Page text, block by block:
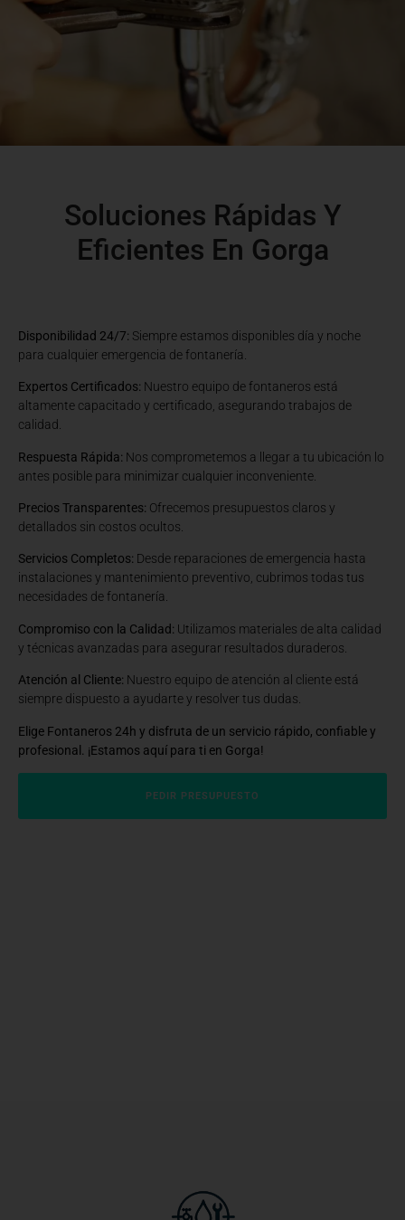
Soluciones Rápidas Y
Eficientes En Gorga
Disponibilidad 24/7: Siempre estamos disponibles día y noche
para cualquier emergencia de fontanería.
Expertos Certificados: Nuestro equipo de fontaneros está
altamente capacitado y certificado, asegurando trabajos de
calidad.
Respuesta Rápida: Nos comprometemos a llegar a tu ubicación lo
antes posible para minimizar cualquier inconveniente.
Precios Transparentes: Ofrecemos presupuestos claros y
detallados sin costos ocultos.
Servicios Completos: Desde reparaciones de emergencia hasta
instalaciones y mantenimiento preventivo, cubrimos todas tus
necesidades de fontanería.
Compromiso con la Calidad: Utilizamos materiales de alta calidad
y técnicas avanzadas para asegurar resultados duraderos.
Atención al Cliente: Nuestro equipo de atención al cliente está
siempre dispuesto a ayudarte y resolver tus dudas.
Elige Fontaneros 24h y disfruta de un servicio rápido, confiable y
profesional. ¡Estamos aquí para ti en Gorga!
PEDIR PRESUPUESTO